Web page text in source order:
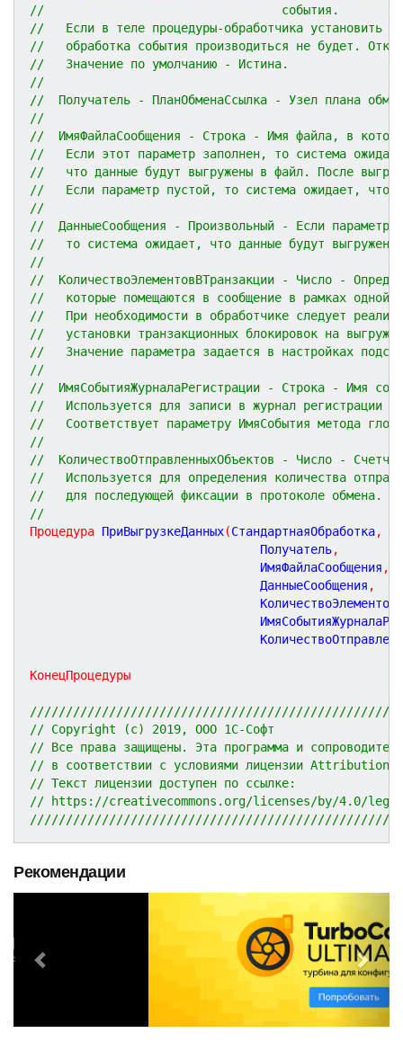
//                                 события.
//   Если в теле процедуры-обработчика установить
//   обработка события производиться не будет.
//   Значение по умолчанию - Истина.
//
//  Получатель - ПланОбменаСсылка - Узел плана
//
//  ИмяФайлаСообщения - Строка - Имя файла, в
//   Если этот параметр заполнен, то система
//   что данные будут выгружены в файл. После
//   Если параметр пустой, то система ожидает, что
//
//  ДанныеСообщения - Произвольный - Если параметр
//   то система ожидает, что данные будут выгружены
//
//  КоличествоЭлементовВТранзакции - Число -
//   которые помещаются в сообщение в рамках одной
//   При необходимости в обработчике следует
//   установки транзакционных блокировок на
//   Значение параметра задается в настройках
//
//  ИмяСобытияЖурналаРегистрации - Строка - Имя
//   Используется для записи в журнал регистрации
//   Соответствует параметру ИмяСобытия метода
//
//  КоличествоОтправленныхОбъектов - Число -
//   Используется для определения количества
//   для последующей фиксации в протоколе обмена.
//
Процедура ПриВыгрузкеДанных(СтандартнаяОбработка,
								Получатель
,
								ИмяФайлаСообщения
,
								ДанныеСообщения
,
КонецПроцедуры
// Copyright (c) 2019, ООО 1С-Софт
// Все права защищены. Эта программа и
// в соответствии с условиями лицензии
// Текст лицензии доступен по ссылке:
// https://creativecommons.org/licenses/by/4.0/
Рекомендации
e
o
e
x
t